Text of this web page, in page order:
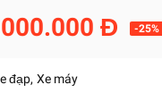
Đ -25%
đạp Xe máy